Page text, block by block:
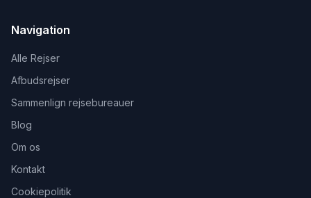
Navigation
Alle Rejser
Afbudsrejser
Sammenlign rejsebureauer
Blog
Om os
Kontakt
Cookiepolitik